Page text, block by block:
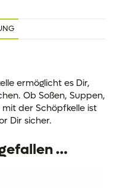
ermöglicht es Dir,
Ob Soßen, Suppen,
der Schöpfkelle ist
Dir sicher.
…